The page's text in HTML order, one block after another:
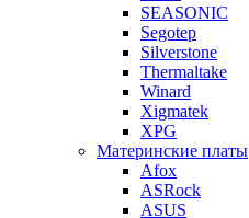
SEASONIC
Segotep
Silverstone
Thermaltake
Winard
Xigmatek
XPG
Материнские платы
Afox
ASRock
ASUS